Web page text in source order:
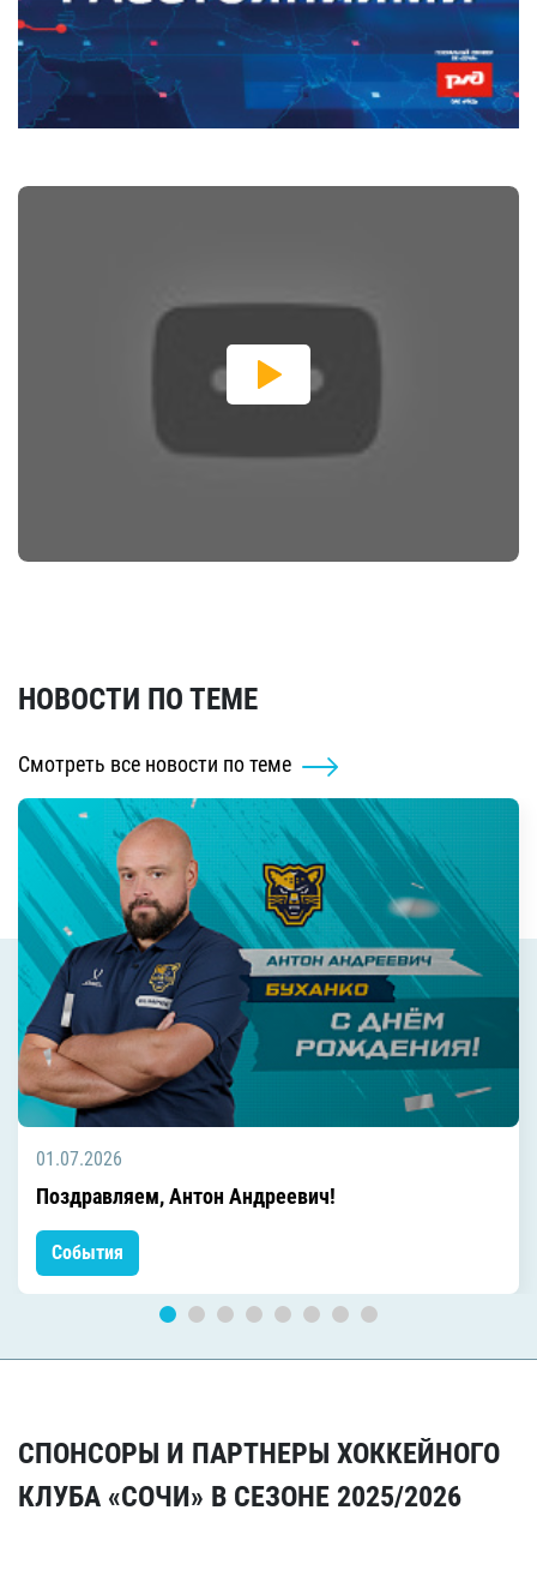
НОВОСТИ ПО ТЕМЕ
Смотреть все новости по теме
01.07.2026
Поздравляем, Антон Андреевич!
События
СПОНСОРЫ И ПАРТНЕРЫ ХОККЕЙНОГО
КЛУБА «СОЧИ» В СЕЗОНЕ 2025/2026